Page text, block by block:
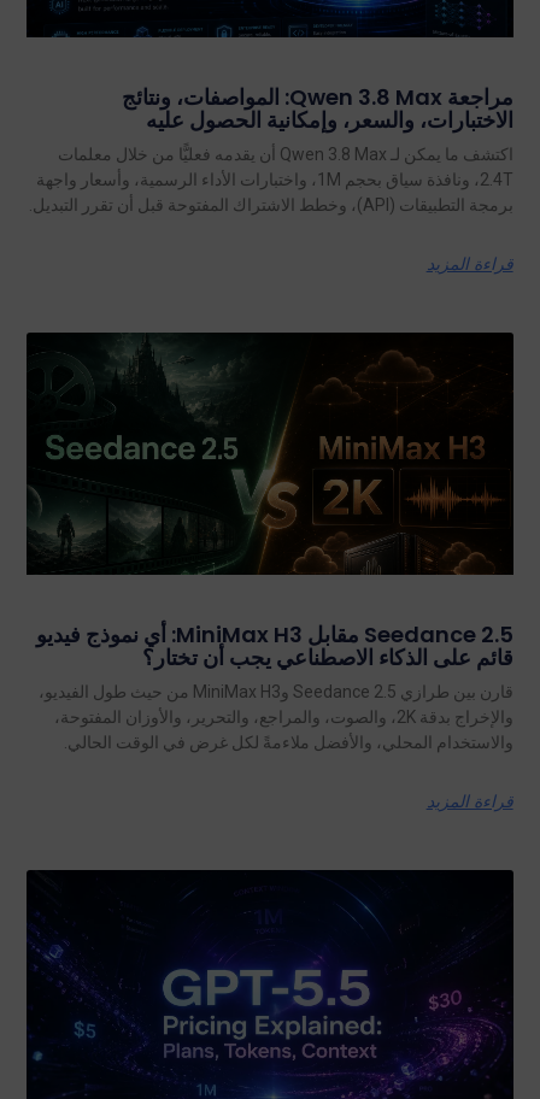
مراجعة Qwen 3.8 Max: المواصفات، ونتائج
الاختبارات، والسعر، وإمكانية الحصول عليه
اكتشف ما يمكن لـ Qwen 3.8 Max أن يقدمه فعليًّا من خلال معلمات
2.4T، ونافذة سياق بحجم 1M، واختبارات الأداء الرسمية، وأسعار واجهة
برمجة التطبيقات (API)، وخطط الاشتراك المفتوحة قبل أن تقرر التبديل.
قراءة المزيد
Seedance 2.5 مقابل MiniMax H3: أي نموذج فيديو
قائم على الذكاء الاصطناعي يجب أن تختار؟
قارن بين طرازي Seedance 2.5 وMiniMax H3 من حيث طول الفيديو،
والإخراج بدقة 2K، والصوت، والمراجع، والتحرير، والأوزان المفتوحة،
والاستخدام المحلي، والأفضل ملاءمةً لكل غرض في الوقت الحالي.
قراءة المزيد